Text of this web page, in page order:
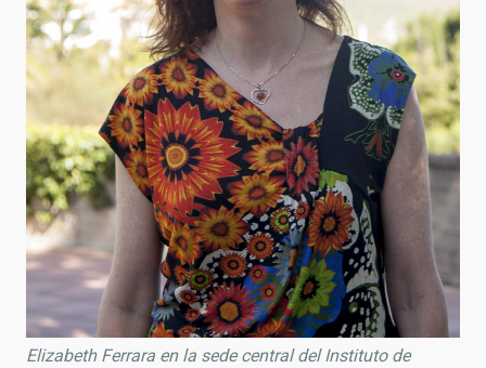
Elizabeth Ferrara en la sede central del Instituto de